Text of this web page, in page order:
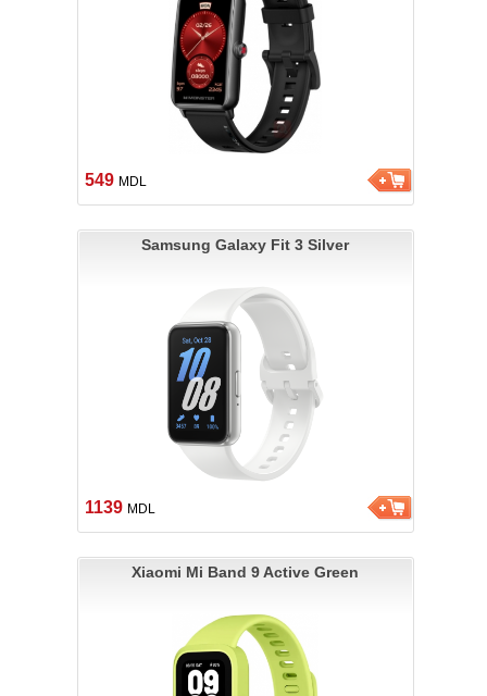
549 MDL
Samsung Galaxy Fit 3 Silver
1139 MDL
Xiaomi Mi Band 9 Active Green